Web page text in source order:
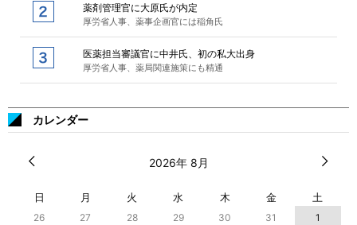
薬剤管理官に大原氏が内定
厚労省人事、薬事企画官には稲角氏
医薬担当審議官に中井氏、初の私大出身
厚労省人事、薬局関連施策にも精通
カレンダー
2026年 8月
日 月 火 水 木 金 土
26 27 28 29 30 31
1